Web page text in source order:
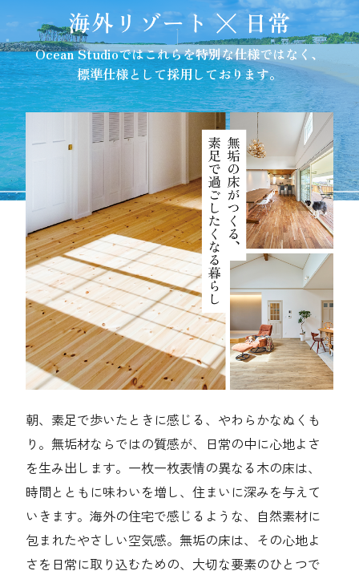
Ocean Studioではこれらを特別な仕様ではなく、
標準仕様として採用しております。
朝、素足で歩いたときに感じる、やわらかなぬくも
り。無垢材ならではの質感が、日常の中に心地よさ
を生み出します。一枚一枚表情の異なる木の床は、
時間とともに味わいを増し、住まいに深みを与えて
いきます。海外の住宅で感じるような、自然素材に
包まれたやさしい空気感。無垢の床は、その心地よ
さを日常に取り込むための、大切な要素のひとつで